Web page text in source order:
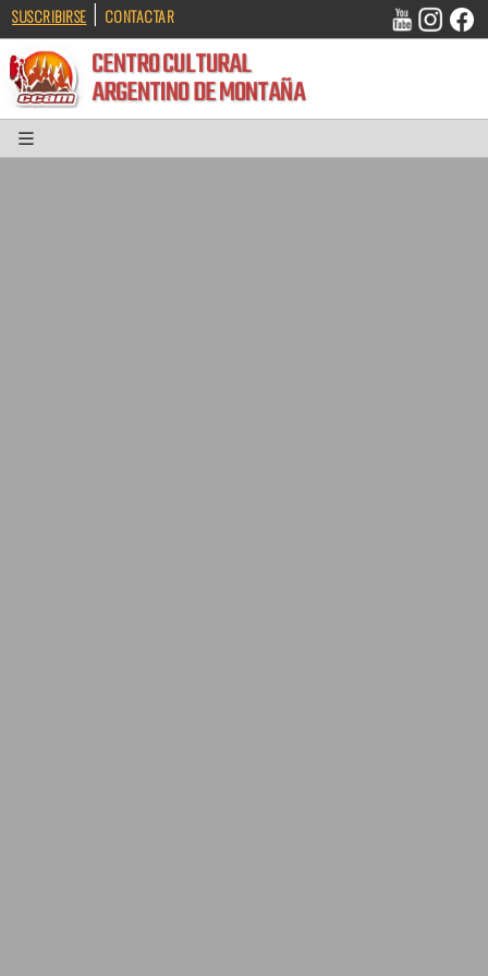
SUSCRIBIRSE | CONTACTAR
CENTRO CULTURAL
ARGENTINO DE MONTAÑA